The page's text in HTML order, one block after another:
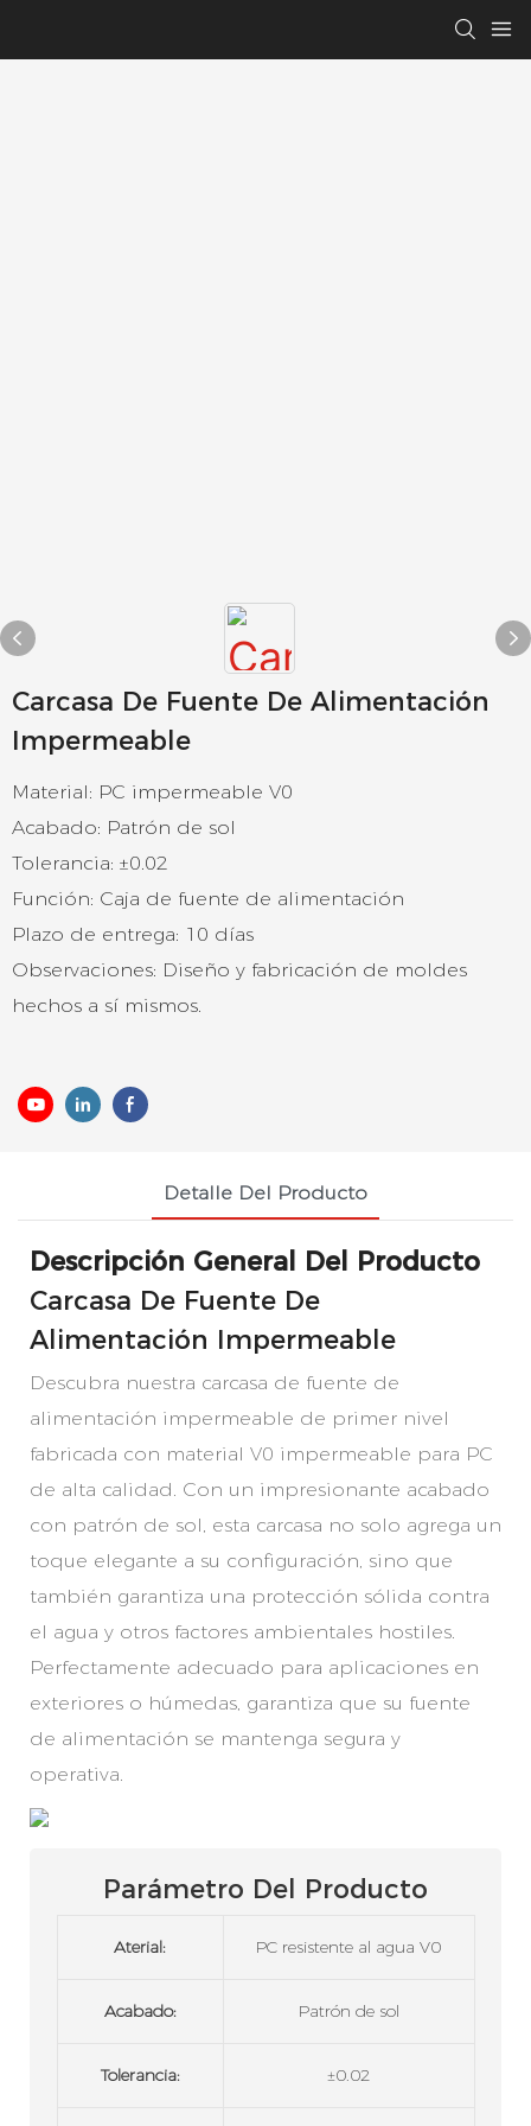
Carcasa De Fuente De Alimentación
Impermeable
Material: PC impermeable V0
Acabado: Patrón de sol
Tolerancia: ±0.02
Función: Caja de fuente de alimentación
Plazo de entrega: 10 días
Observaciones: Diseño y fabricación de moldes
hechos a sí mismos.
Detalle Del Producto
Descripción General Del Producto
Carcasa De Fuente De
Alimentación Impermeable
Descubra nuestra carcasa de fuente de
alimentación impermeable de primer nivel
fabricada con material V0 impermeable para PC
de alta calidad. Con un impresionante acabado
con patrón de sol, esta carcasa no solo agrega un
toque elegante a su configuración, sino que
también garantiza una protección sólida contra
el agua y otros factores ambientales hostiles.
Perfectamente adecuado para aplicaciones en
exteriores o húmedas, garantiza que su fuente
de alimentación se mantenga segura y
operativa.
Parámetro Del Producto
Aterial: PC resistente al agua V0
Acabado: Patrón de sol
Tolerancia: ±0.02